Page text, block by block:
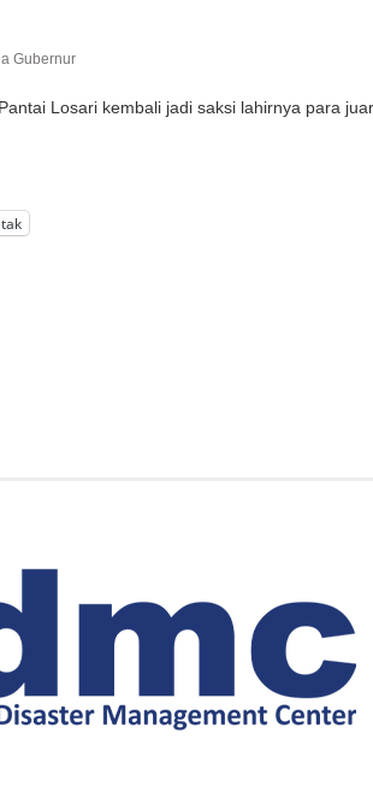
Gubernur
Losari kembali jadi saksi lahirnya para